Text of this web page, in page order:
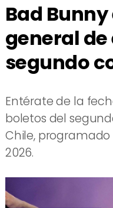
Bad
general
segundo
Entérate de la
boletos del
Chile,
2026.